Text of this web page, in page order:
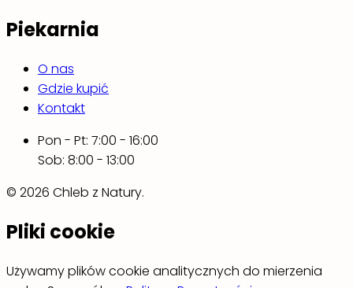
Piekarnia
O nas
Gdzie kupić
Kontakt
Pon - Pt: 7:00 - 16:00
Sob: 8:00 - 13:00
© 2026 Chleb z Natury.
Pliki cookie
Używamy plików cookie analitycznych do mierzenia